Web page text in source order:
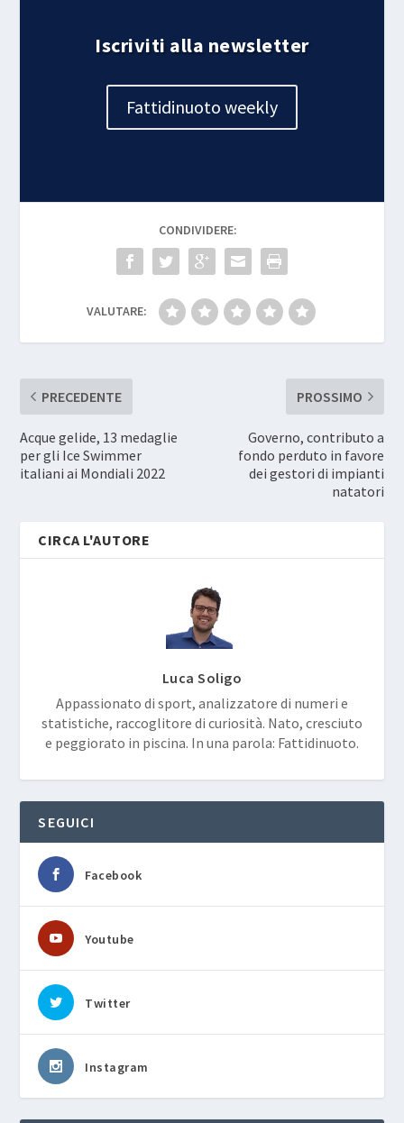
Iscriviti alla newsletter
Fattidinuoto weekly
CONDIVIDERE:
VALUTARE:
PRECEDENTE
Acque gelide, 13 medaglie
per gli Ice Swimmer
italiani ai Mondiali 2022
PROSSIMO
Governo, contributo a
fondo perduto in favore
dei gestori di impianti
natatori
CIRCA L'AUTORE
Luca Soligo
Appassionato di sport, analizzatore di numeri e
statistiche, raccoglitore di curiosità. Nato, cresciuto
e peggiorato in piscina. In una parola: Fattidinuoto.
SEGUICI
Facebook
Youtube
Twitter
Instagram